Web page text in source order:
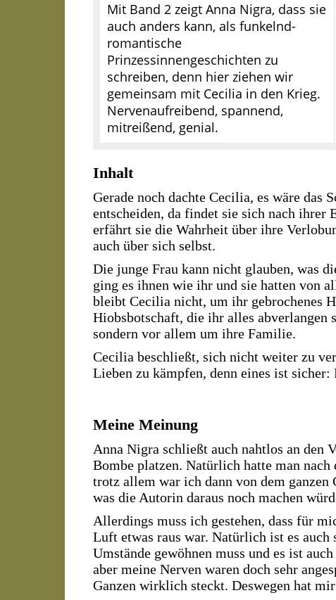
Mit Band 2 zeigt Anna Nigra, dass sie
auch anders kann, als funkelnd-
romantische
Prinzessinnengeschichten zu
schreiben, denn hier ziehen wir
gemeinsam mit Cecilia in den Krieg.
Nervenaufreibend, spannend,
mitreißend, genial.
Inhalt
Gerade noch dachte Cecilia, es wäre das
entscheiden, da findet sie sich nach
erfährt sie die Wahrheit über ihre
auch über sich selbst.
Die junge Frau kann nicht glauben, was
ging es ihnen wie ihr und sie hatten von
bleibt Cecilia nicht, um ihr gebrochenes
Hiobsbotschaft, die ihr alles abverlangen
sondern vor allem um ihre Familie.
Cecilia beschließt, sich nicht weiter zu
Lieben zu kämpfen, denn eines ist
Meine Meinung
Anna Nigra schließt auch nahtlos an den
Bombe platzen. Natürlich hatte man nach
trotz allem war ich dann von dem ganzen
was die Autorin daraus noch machen
Allerdings muss ich gestehen, dass für
Luft etwas raus war. Natürlich ist es auch
Umstände gewöhnen muss und es ist
aber meine Nerven waren doch sehr
Ganzen wirklich steckt. Deswegen hat